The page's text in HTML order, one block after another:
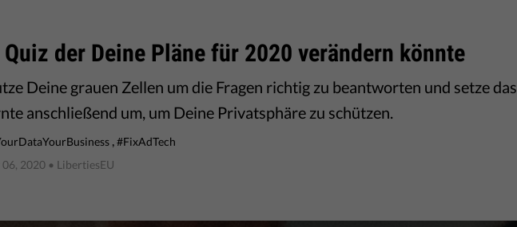
Quiz der Deine Pläne für 2020 verändern könnte
Deine grauen Zellen um die Fragen richtig zu beantworten und setze das
anschließend um, um Deine Privatsphäre zu schützen.
,#FixAdTech
06, 2020• LibertiesEU